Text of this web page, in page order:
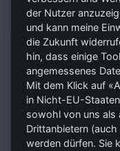
der Nutzer
und kann meine
die Zukunft
hin, dass einige
angemessenes
Mit dem Klick auf
in Nicht-EU-
sowohl von uns als
Drittanbietern
werden dürfen. Sie
RSV
Trittauer Straße 7
22946 Großensee
Tel.:04154 - 898 11
Fax:04154 - 898 11